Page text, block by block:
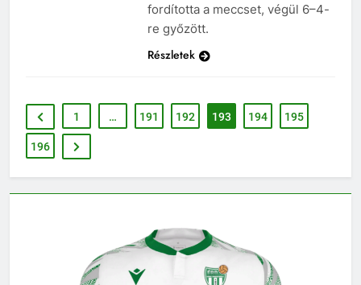
fordította a meccset, végül 6–4-
re győzött.
Részletek
1 … 191 192 193 194 195
196